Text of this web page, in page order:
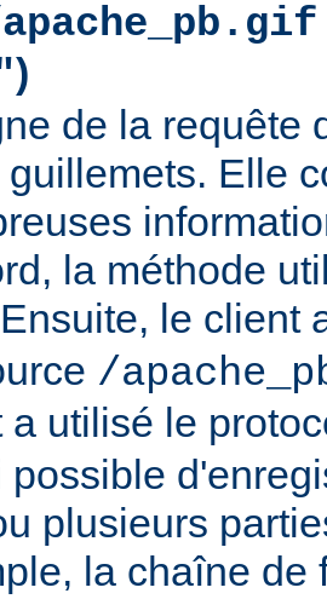
)
de la requête
guillemets. Elle
la méthode
le client
/
a utilisé le
possible
plusieurs
la chaîne de